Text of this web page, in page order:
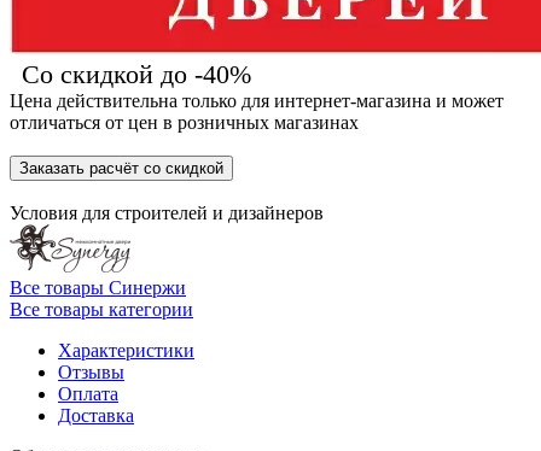
Со скидкой до -40%
Цена действительна только для интернет-магазина и может
отличаться от цен в розничных магазинах
Заказать расчёт со скидкой
Условия для строителей и дизайнеров
Все товары Синержи
Все товары категории
Характеристики
Отзывы
Оплата
Доставка